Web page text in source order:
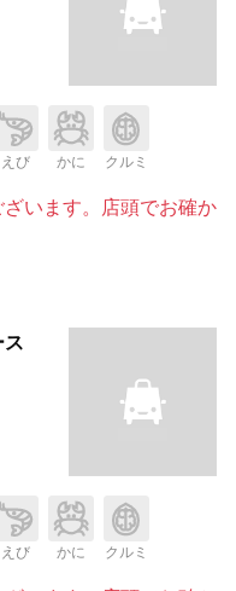
えび かに クルミ
います。店頭でお確か
えび かに クルミ